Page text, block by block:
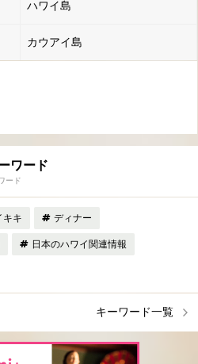
ハワイ島
カウアイ島
ワード
ード
キキ ディナー
日本のハワイ関連情報
キーワード一覧